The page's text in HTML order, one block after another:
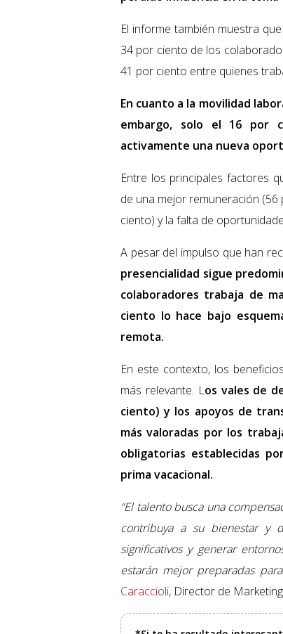
El informe también muestra
34 por ciento de los
41 por ciento entre quienes
En cuanto a la movilidad
embargo, solo el 16 por
activamente una nueva
Entre los principales factores
de una mejor remuneración
ciento) y la falta de
A pesar del impulso que han
presencialidad sigue
colaboradores trabaja de
ciento lo hace bajo
remota.
En este contexto, los
más relevante. Los vales de
ciento) y los apoyos de
más valoradas por los
obligatorias establecidas
prima vacacional.
“El talento busca una
contribuya a su bienestar y
significativos y generar
estarán mejor preparadas
Caraccioli, Director de